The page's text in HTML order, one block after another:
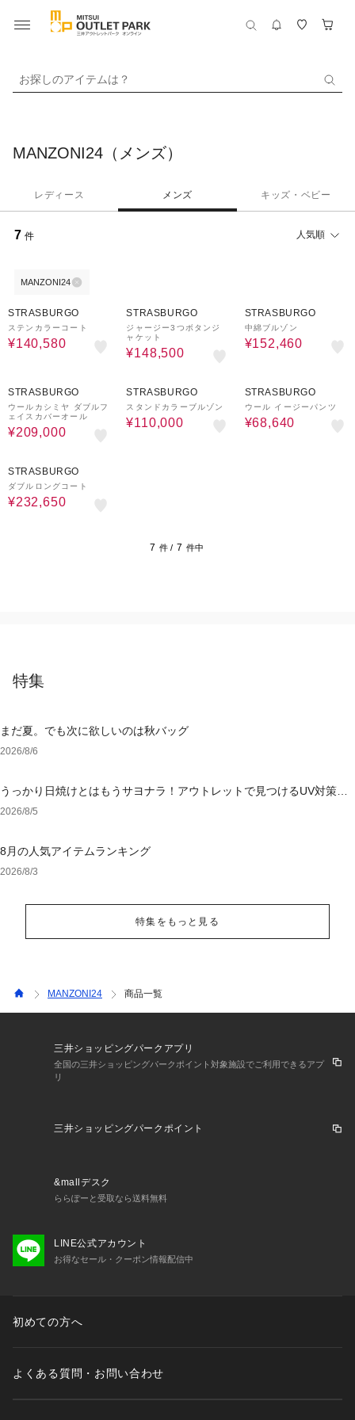
お探しのアイテムは？
MANZONI24（メンズ）
レディース メンズ キッズ・ベビー
7 件 人気順
MANZONI24
STRASBURGO
ステンカラーコート
¥140,580
STRASBURGO
ジャージー3つボタンジ
ャケット
¥148,500
STRASBURGO
中綿ブルゾン
¥152,460
STRASBURGO
ウールカシミヤ ダブルフ
ェイスカバーオール
¥209,000
STRASBURGO
スタンドカラーブルゾン
¥110,000
STRASBURGO
ウール イージーパンツ
¥68,640
STRASBURGO
ダブルロングコート
¥232,650
7 件 / 7 件中
特集
まだ夏。でも次に欲しいのは秋バッグ
2026/8/6
うっかり日焼けとはもうサヨナラ！アウトレットで見つけるUV対策ウ
ェア
2026/8/5
8月の人気アイテムランキング
2026/8/3
特集をもっと見る
MANZONI24 商品一覧
三井ショッピングパークアプリ
全国の三井ショッピングパークポイント対象施設でご利用できるアプ
リ
三井ショッピングパークポイント
&mallデスク
ららぽーと受取なら送料無料
LINE公式アカウント
お得なセール・クーポン情報配信中
初めての方へ
よくある質問・お問い合わせ